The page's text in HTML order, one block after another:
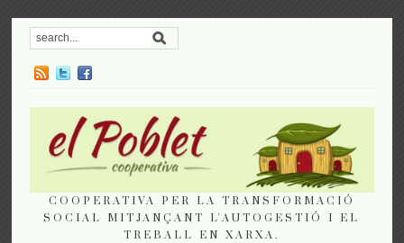
COOPERATIVA PER LA TRANSFORMACIÓ
SOCIAL MITJANÇANT L'AUTOGESTIÓ I EL
TREBALL EN XARXA.